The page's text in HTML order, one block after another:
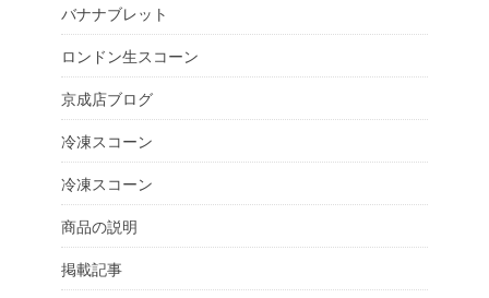
バナナブレット
ロンドン生スコーン
京成店ブログ
冷凍スコーン
冷凍スコーン
商品の説明
掲載記事